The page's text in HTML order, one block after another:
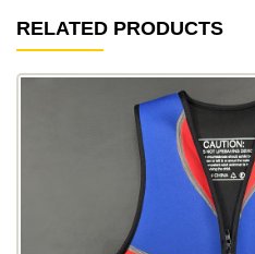
RELATED PRODUCTS